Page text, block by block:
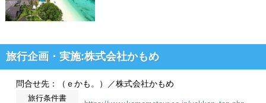
旅行企画・実施:株式会社かもめ
問合せ先：（ｅかも。）／株式会社かもめ
旅行条件書